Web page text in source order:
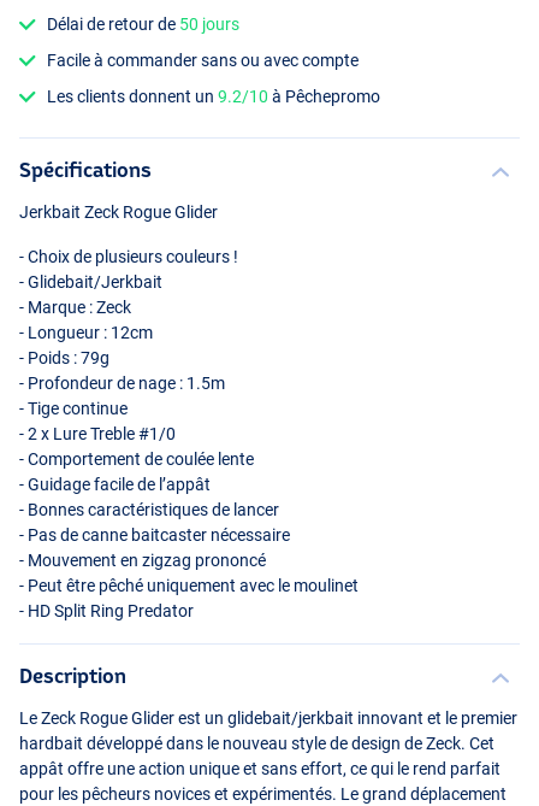
Perch
Délai de retour de 50 jours
Facile à commander sans ou avec compte
Les clients donnent un9.2/10 à Pêchepromo
Spécifications
Jerkbait Zeck Rogue Glider
- Choix de plusieurs couleurs !
- Glidebait/Jerkbait
- Marque : Zeck
- Longueur : 12cm
- Poids : 79g
- Profondeur de nage : 1.5m
- Tige continue
- 2 x Lure Treble #1/0
- Comportement de coulée lente
- Guidage facile de l’appât
- Bonnes caractéristiques de lancer
- Pas de canne baitcaster nécessaire
- Mouvement en zigzag prononcé
- Peut être pêché uniquement avec le moulinet
- HD Split Ring Predator
Description
Le Zeck Rogue Glider est un glidebait/jerkbait innovant et le premier
hardbait développé dans le nouveau style de design de Zeck. Cet
appât offre une action unique et sans effort, ce qui le rend parfait
pour les pêcheurs novices et expérimentés. Le grand déplacement